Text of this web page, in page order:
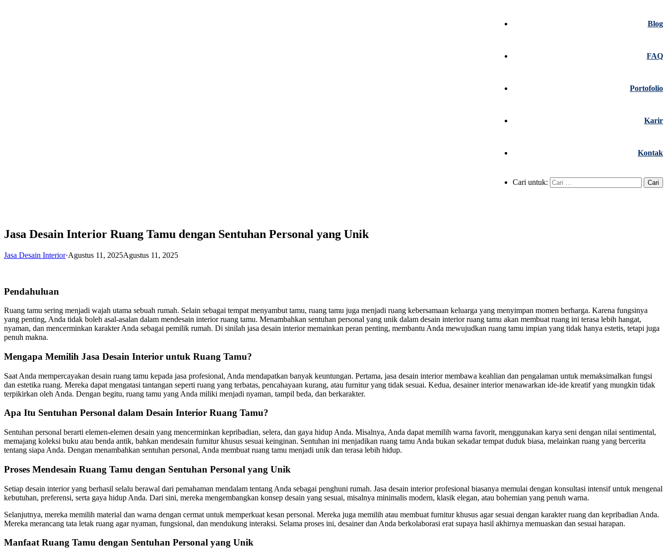
Blog
FAQ
Portofolio
Karir
Kontak
Cari untuk:
Jasa Desain Interior Ruang Tamu dengan Sentuhan Personal yang Unik
Jasa Desain Interior·Agustus 11, 2025Agustus 11, 2025
Pendahuluan
Ruang tamu sering menjadi wajah utama sebuah rumah. Selain sebagai tempat menyambut tamu, ruang tamu juga menjadi ruang kebersamaan keluarga yang menyimpan momen berharga. Karena fungsinya
yang penting, Anda tidak boleh asal-asalan dalam mendesain interior ruang tamu. Menambahkan sentuhan personal yang unik dalam desain interior ruang tamu akan membuat ruang ini terasa lebih hangat,
nyaman, dan mencerminkan karakter Anda sebagai pemilik rumah. Di sinilah jasa desain interior memainkan peran penting, membantu Anda mewujudkan ruang tamu impian yang tidak hanya estetis, tetapi juga
penuh makna.
Mengapa Memilih Jasa Desain Interior untuk Ruang Tamu?
Saat Anda mempercayakan desain ruang tamu kepada jasa profesional, Anda mendapatkan banyak keuntungan. Pertama, jasa desain interior membawa keahlian dan pengalaman untuk memaksimalkan fungsi
dan estetika ruang. Mereka dapat mengatasi tantangan seperti ruang yang terbatas, pencahayaan kurang, atau furnitur yang tidak sesuai. Kedua, desainer interior menawarkan ide-ide kreatif yang mungkin tidak
terpikirkan oleh Anda. Dengan begitu, ruang tamu yang Anda miliki menjadi nyaman, tampil beda, dan berkarakter.
Apa Itu Sentuhan Personal dalam Desain Interior Ruang Tamu?
Sentuhan personal berarti elemen-elemen desain yang mencerminkan kepribadian, selera, dan gaya hidup Anda. Misalnya, Anda dapat memilih warna favorit, menggunakan karya seni dengan nilai sentimental,
memajang koleksi buku atau benda antik, bahkan mendesain furnitur khusus sesuai keinginan. Sentuhan ini menjadikan ruang tamu Anda bukan sekadar tempat duduk biasa, melainkan ruang yang bercerita
tentang siapa Anda. Dengan menambahkan sentuhan personal, Anda membuat ruang tamu menjadi unik dan terasa lebih hidup.
Proses Mendesain Ruang Tamu dengan Sentuhan Personal yang Unik
Setiap desain interior yang berhasil selalu berawal dari pemahaman mendalam tentang Anda sebagai penghuni rumah. Jasa desain interior profesional biasanya memulai dengan konsultasi intensif untuk mengenal
kebutuhan, preferensi, serta gaya hidup Anda. Dari sini, mereka mengembangkan konsep desain yang sesuai, misalnya minimalis modern, klasik elegan, atau bohemian yang penuh warna.
Selanjutnya, mereka memilih material dan warna dengan cermat untuk memperkuat kesan personal. Mereka juga memilih atau membuat furnitur khusus agar sesuai dengan karakter ruang dan kepribadian Anda.
Mereka merancang tata letak ruang agar nyaman, fungsional, dan mendukung interaksi. Selama proses ini, desainer dan Anda berkolaborasi erat supaya hasil akhirnya memuaskan dan sesuai harapan.
Manfaat Ruang Tamu dengan Sentuhan Personal yang Unik